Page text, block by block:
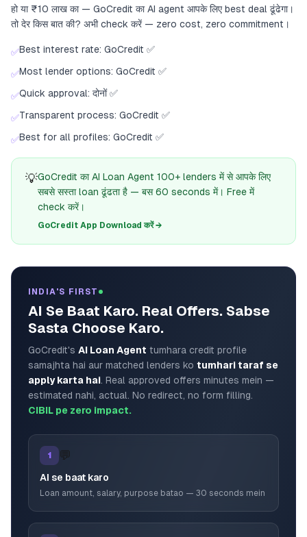
हो या ₹10 लाख का — GoCredit का AI agent आपके लिए best deal ढूंढेगा।
तो देर किस बात की? अभी check करें — zero cost, zero commitment।
✅Best interest rate: GoCredit ✅
✅Most lender options: GoCredit ✅
✅Quick approval: दोनों ✅
✅Transparent process: GoCredit ✅
✅Best for all profiles: GoCredit ✅
💡GoCredit का AI Loan Agent 100+ lenders में से आपके लिए
सबसे सस्ता loan ढूंढता है — बस 60 seconds में। Free में
check करें।
GoCredit App Download करें →
INDIA'S FIRST
AI Se Baat Karo. Real Offers. Sabse
Sasta Choose Karo.
GoCredit's AI Loan Agent tumhara credit profile
samajhta hai aur matched lenders ko tumhari taraf se
apply karta hai. Real approved offers minutes mein —
estimated nahi, actual. No redirect, no form filling.
CIBIL pe zero impact.
1 💬
AI se baat karo
Loan amount, salary, purpose batao — 30 seconds mein